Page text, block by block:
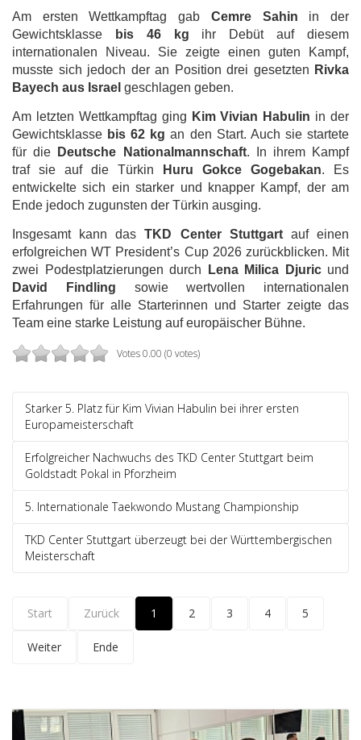
Am ersten Wettkampftag gab Cemre Sahin in der
Gewichtsklasse
bis 46 kg ihr Debüt auf diesem
internationalen Niveau. Sie zeigte einen guten Kampf,
musste sich jedoch der an Position drei gesetzten Rivka
Bayech aus Israel geschlagen geben.
Am letzten Wettkampftag ging Kim Vivian Habulin in der
Gewichtsklasse bis 62 kg an den Start. Auch sie startete
für die
Deutsche Nationalmannschaft. In ihrem Kampf
traf sie auf die Türkin
Huru Gokce Gogebakan. Es
entwickelte sich ein starker und knapper Kampf, der am
Ende jedoch zugunsten der Türkin ausging.
Insgesamt kann dasTKD Center Stuttgartauf einen
erfolgreichen WT President’s Cup 2026 zurückblicken. Mit
zwei Podestplatzierungen durch
Lena Milica Djuricund
David Findling sowie wertvollen internationalen
Erfahrungen für alle Starterinnen und Starter zeigte das
Team eine starke Leistung auf europäischer Bühne.
Votes 0.00 (0 votes)
Starker 5. Platz für Kim Vivian Habulin bei ihrer ersten
Europameisterschaft
Erfolgreicher Nachwuchs des TKD Center Stuttgart beim
Goldstadt Pokal in Pforzheim
5. Internationale Taekwondo Mustang Championship
TKD Center Stuttgart überzeugt bei der Württembergischen
Meisterschaft
Start Zurück 1 2 3 4 5
Weiter Ende